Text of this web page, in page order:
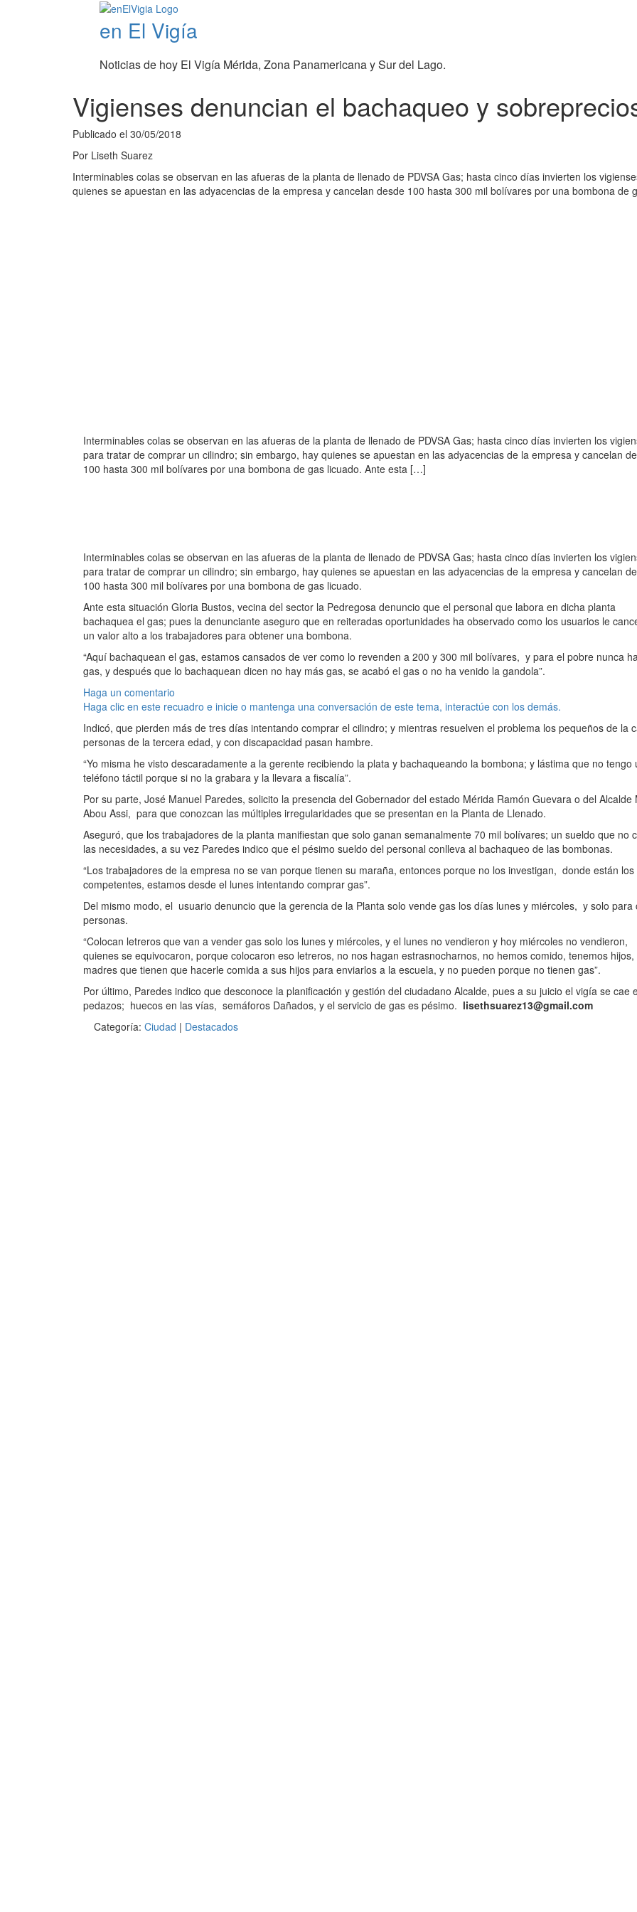
en El Vigía
Noticias de hoy El Vigía Mérida, Zona Panamericana y Sur del Lago.
Vigienses denuncian el bachaqueo y
Publicado el 30/05/2018
Por Liseth Suarez
Interminables colas se observan en las afueras de la planta de llenado de PDVSA Gas; hasta cinco días invierten los
quienes se apuestan en las adyacencias de la empresa y cancelan desde 100 hasta 300 mil bolívares por una bombona de
Interminables colas se observan en las afueras de la planta de llenado de PDVSA Gas; hasta cinco días invierten los
para tratar de comprar un cilindro; sin embargo, hay quienes se apuestan en las adyacencias de la empresa y cancelan
100 hasta 300 mil bolívares por una bombona de gas licuado. Ante esta […]
Interminables colas se observan en las afueras de la planta de llenado de PDVSA Gas; hasta cinco días invierten los
para tratar de comprar un cilindro; sin embargo, hay quienes se apuestan en las adyacencias de la empresa y cancelan
100 hasta 300 mil bolívares por una bombona de gas licuado.
Ante esta situación Gloria Bustos, vecina del sector la Pedregosa denuncio que el personal que labora en dicha planta
bachaquea el gas; pues la denunciante aseguro que en reiteradas oportunidades ha observado como los usuarios le
un valor alto a los trabajadores para obtener una bombona.
“Aquí bachaquean el gas, estamos cansados de ver como lo revenden a 200 y 300 mil bolívares, y para el pobre nunca
gas, y después que lo bachaquean dicen no hay más gas, se acabó el gas o no ha venido la gandola”.
Haga un comentario
Haga clic en este recuadro e inicie o mantenga una conversación de este tema, interactúe con los demás.
Indicó, que pierden más de tres días intentando comprar el cilindro; y mientras resuelven el problema los pequeños de la
personas de la tercera edad, y con discapacidad pasan hambre.
“Yo misma he visto descaradamente a la gerente recibiendo la plata y bachaqueando la bombona; y lástima que no tengo
teléfono táctil porque si no la grabara y la llevara a fiscalía”.
Por su parte, José Manuel Paredes, solicito la presencia del Gobernador del estado Mérida Ramón Guevara o del Alcalde
Abou Assi, para que conozcan las múltiples irregularidades que se presentan en la Planta de Llenado.
Aseguró, que los trabajadores de la planta manifiestan que solo ganan semanalmente 70 mil bolívares; un sueldo que no
las necesidades, a su vez Paredes indico que el pésimo sueldo del personal conlleva al bachaqueo de las bombonas.
“Los trabajadores de la empresa no se van porque tienen su maraña, entonces porque no los investigan, donde están los
competentes, estamos desde el lunes intentando comprar gas”.
Del mismo modo, el usuario denuncio que la gerencia de la Planta solo vende gas los días lunes y miércoles, y solo para
personas.
“Colocan letreros que van a vender gas solo los lunes y miércoles, y el lunes no vendieron y hoy miércoles no vendieron,
quienes se equivocaron, porque colocaron eso letreros, no nos hagan estrasnocharnos, no hemos comido, tenemos hijos,
madres que tienen que hacerle comida a sus hijos para enviarlos a la escuela, y no pueden porque no tienen gas”.
Por último, Paredes indico que desconoce la planificación y gestión del ciudadano Alcalde, pues a su juicio el vigía se cae
pedazos; huecos en las vías, semáforos Dañados, y el servicio de gas es pésimo. lisethsuarez13@gmail.com
Categoría: Ciudad | Destacados